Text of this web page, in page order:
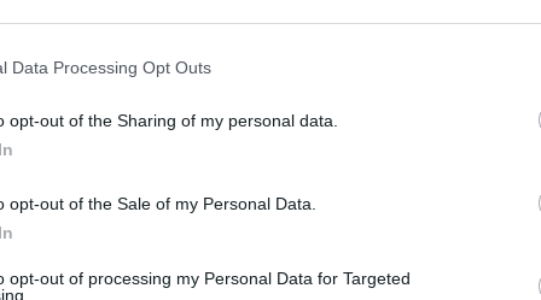
Data Processing Opt Outs
opt-out of the Sharing of my personal data.
opt-out of the Sale of my Personal Data.
opt-out of processing my Personal Data for Targeted
renovar instalaciones y mejorar la
la participación del presidente de
territorial de Cajamar en
adaptadas a sus necesidades